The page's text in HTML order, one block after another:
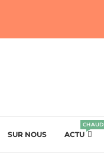
SUR NOUS ACTU
CHAUD